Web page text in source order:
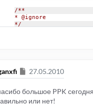
/**
* @ignore
*/
# Диапазоны адресов
$rtrackoi_iplist
Сообщение
27.05.2010
большое PPK
или нет!